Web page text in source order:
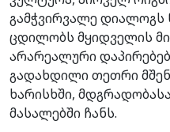
გამჭვირვალე დიალოგს
ცდილობს მყიდველის
არარეალური
გადახდილი თეთრი
ხარისხში,
მასალებში ჩანს.